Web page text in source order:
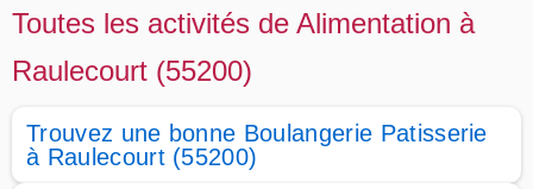
Toutes les activités de Alimentation à
Raulecourt (55200)
Trouvez une bonne Boulangerie Patisserie
à Raulecourt (55200)